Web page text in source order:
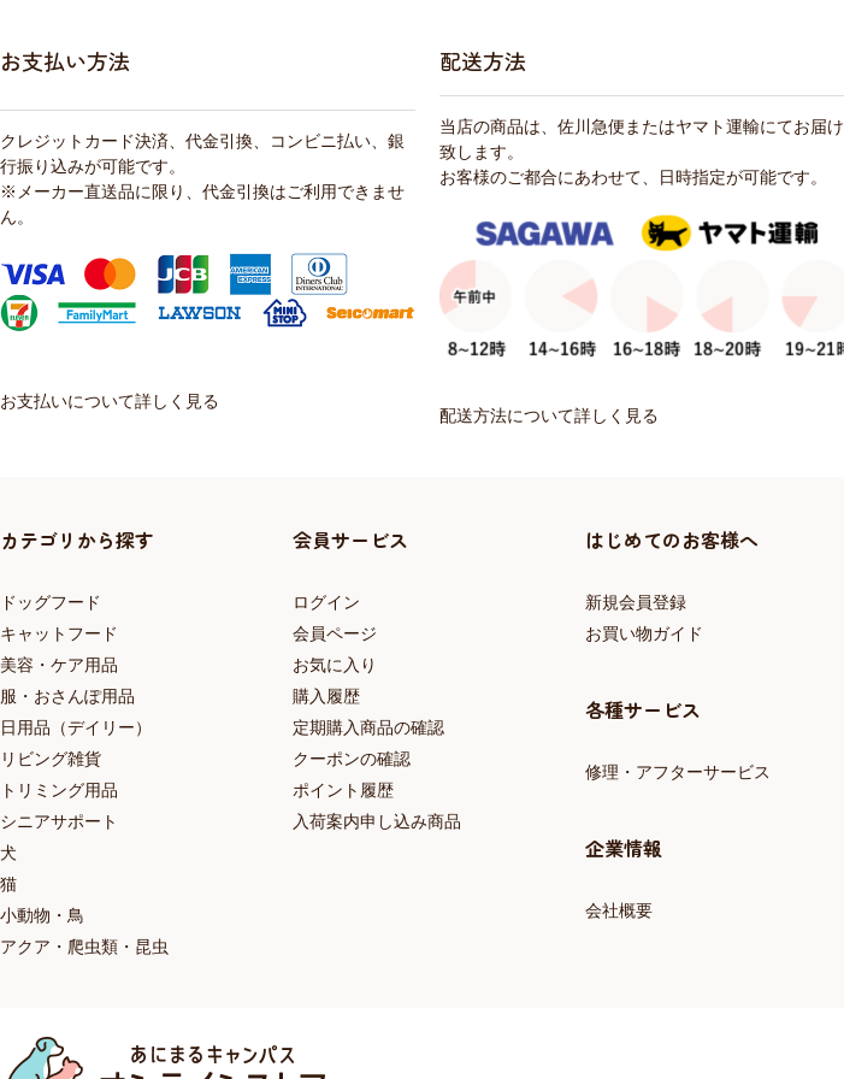
お支払い方法
クレジットカード決済、代金引換、コンビニ払い、銀
行振り込みが可能です。
※メーカー直送品に限り、代金引換はご利用できませ
ん。
お支払いについて詳しく見る
配送方法
当店の商品は、佐川急便またはヤマト運輸にてお届け
致します。
お客様のご都合にあわせて、日時指定が可能です。
配送方法について詳しく見る
カテゴリから探す
ドッグフード
キャットフード
美容・ケア用品
服・おさんぽ用品
日用品（デイリー）
リビング雑貨
トリミング用品
シニアサポート
犬
猫
小動物・鳥
アクア・爬虫類・昆虫
会員サービス
ログイン
会員ページ
お気に入り
購入履歴
定期購入商品の確認
クーポンの確認
ポイント履歴
入荷案内申し込み商品
はじめてのお客様へ
新規会員登録
お買い物ガイド
各種サービス
修理・アフターサービス
企業情報
会社概要